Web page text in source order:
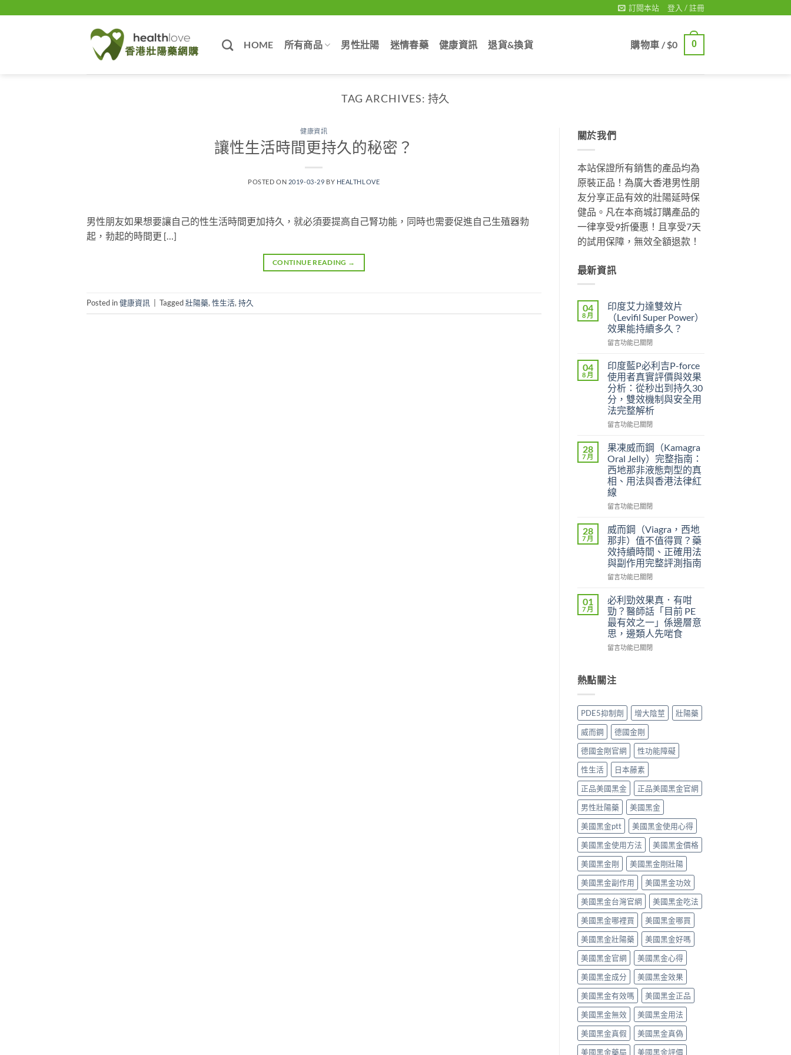
訂閱本站 登入 / 註冊
HOME 所有商品 男性壯陽 迷情春藥 健康資訊 退貨&換貨 購物車 /$0 0
TAG ARCHIVES: 持久
健康資訊
讓性生活時間更持久的秘密？
POSTED ON 2019-03-29 BY HEALTHLOVE
男性朋友如果想要讓自己的性生活時間更加持久，就必須要提高自己腎功能，同時也需要促進自己生殖器勃
起，勃起的時間更 […]
CONTINUE READING →
Posted in健康資訊 Tagged壯陽藥, 性生活, 持久
關於我們
本站保證所有銷售的產品均為
原裝正品！為廣大香港男性朋
友分享正品有效的壯陽延時保
健品。凡在本商城訂購產品的
一律享受9折優惠！且享受7天
的試用保障，無效全額退款！
最新資訊
04
8 月
印度艾力達雙效片
（Levifil Super Power）
效果能持續多久？
在
度
艾
力
達
雙
效
片
Super
Power）
效
果
能
持
續
中
留言功能已關閉
04
8 月
印度藍P必利吉P-force
使用者真實評價與效果
分析：從秒出到持久30
分，雙效機制與安全用
法完整解析
在
度
藍
P
必
利
吉
P-
用
者
真
實
評
與
效
果
分
析：
從
到
持
30
分，
雙
機
制
與
安
全
用
法
完
整
解
析〉
中
留言功能已關閉
28
7 月
果凍威而鋼（Kamagra
Oral Jelly）完整指南：
西地那非液態劑型的真
相、用法與香港法律紅
線
在
凍
威
而
鋼
（Kamagra
Oral
完
整
指
南：
西
地
液
態
型
的
真
相、
用
法
與
香
港
法
律
紅
線〉
中
留言功能已關閉
28
7 月
威而鋼（Viagra，西地
那非）值不值得買？藥
效持續時間、正確用法
與副作用完整評測指南
在
而
鋼
（Viagra，
西
地
那
不
值
買？
藥
效
持
續
時
間、
正
確
用
法
與
副
作
用
完
整
評
測
指
南〉
中
留言功能已關閉
01
7 月
必利勁效果真．有咁
勁？醫師話「目前 PE
最有效之一」係邊層意
思，邊類人先啱食
在
勁
效
真．
有
咁
勁？
醫
師
「目
前
PE
最
有
效
之
一」
係
邊
層
意
思，
邊
類
人
先
啱
食〉
中
留言功能已關閉
熱點關注
PDE5抑制劑 增大陰莖
壯陽藥
威而鋼
德國金剛
德國金剛官網
性功能障礙
性生活
日本藤素
正品美國黑金
正品美國黑金官網
男性壯陽藥
美國黑金
美國黑金ptt
美國黑金使用心得
美國黑金使用方法
美國黑金價格
美國黑金剛
美國黑金剛壯陽
美國黑金副作用
美國黑金功效
美國黑金台灣官網
美國黑金吃法
美國黑金哪裡買
美國黑金哪買
美國黑金壯陽藥
美國黑金好嗎
美國黑金官網
美國黑金心得
美國黑金成分
美國黑金效果
美國黑金有效嗎
美國黑金正品
美國黑金無效
美國黑金用法
美國黑金真假
美國黑金真偽
美國黑金藥局
美國黑金評價